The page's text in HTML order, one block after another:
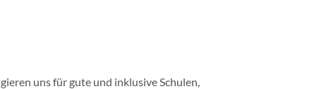
uns für gute und inklusive Schulen,